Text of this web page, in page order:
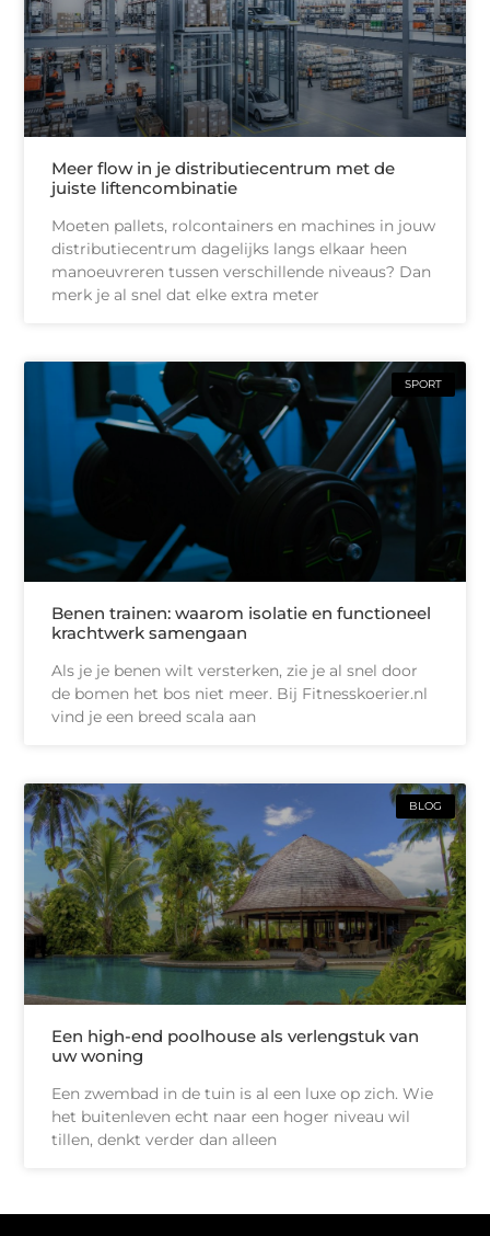
Meer flow in je distributiecentrum met de
juiste liftencombinatie
Moeten pallets, rolcontainers en machines in jouw
distributiecentrum dagelijks langs elkaar heen
manoeuvreren tussen verschillende niveaus? Dan
merk je al snel dat elke extra meter
SPORT
Benen trainen: waarom isolatie en functioneel
krachtwerk samengaan
Als je je benen wilt versterken, zie je al snel door
de bomen het bos niet meer. Bij Fitnesskoerier.nl
vind je een breed scala aan
BLOG
Een high-end poolhouse als verlengstuk van
uw woning
Een zwembad in de tuin is al een luxe op zich. Wie
het buitenleven echt naar een hoger niveau wil
tillen, denkt verder dan alleen